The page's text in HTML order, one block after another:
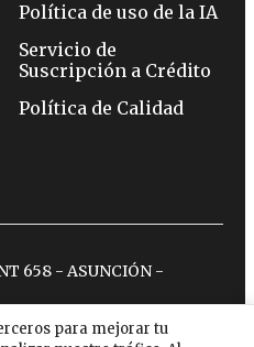
para mejorar tu
Política de uso de la IA
Servicio de
Suscripción a Crédito
Política de Calidad
658 - ASUNCIÓN -